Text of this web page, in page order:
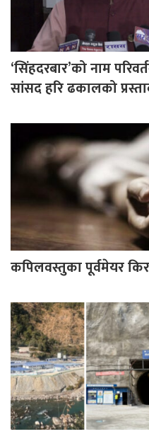
‘सिंहदरबार’को नाम
सांसद हरि ढकालको
कपिलवस्तुका पूर्वमेयर